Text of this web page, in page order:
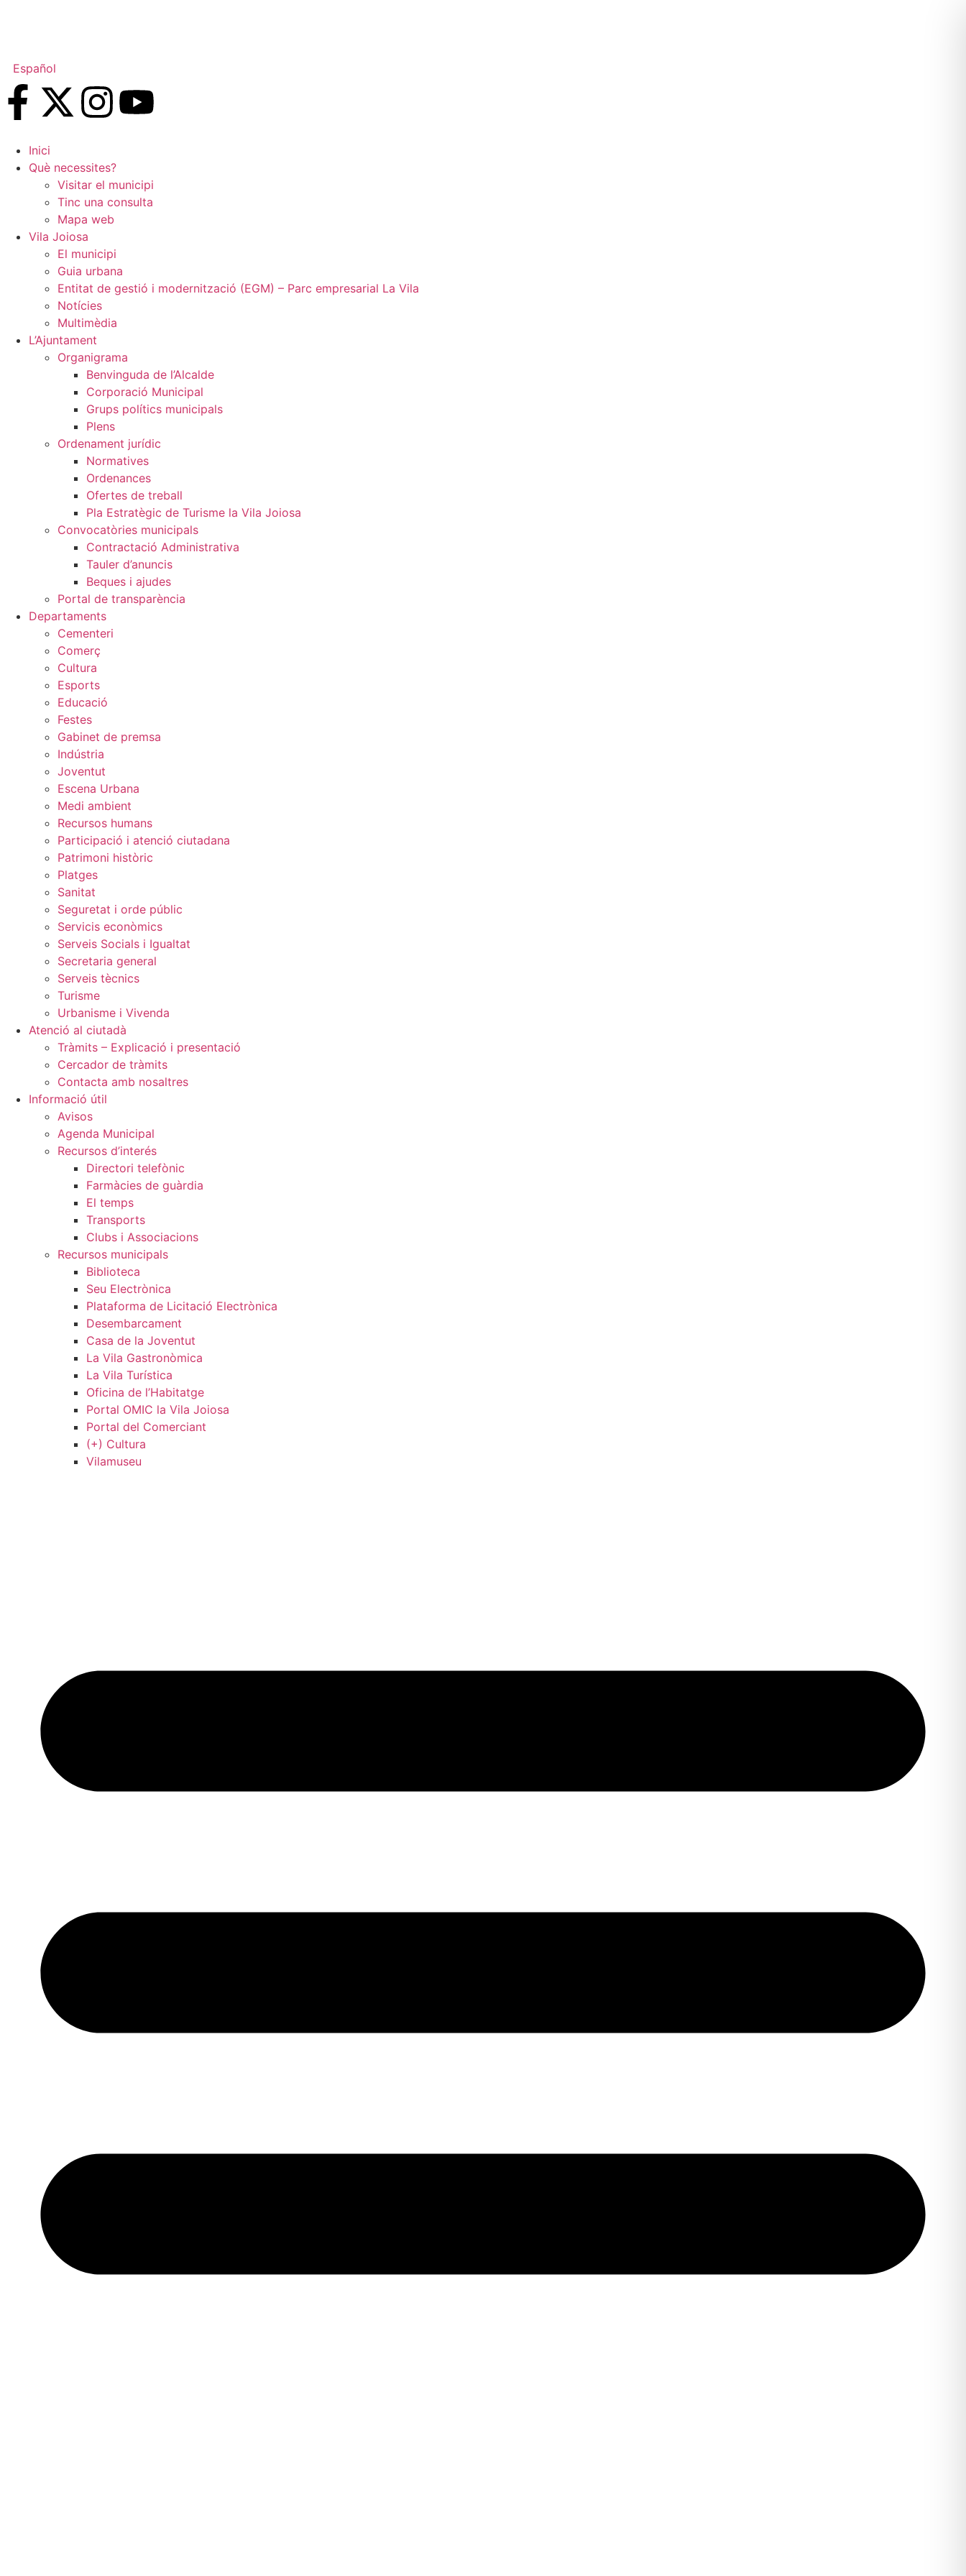
Español
Inici
Què necessites?
Visitar el municipi
Tinc una consulta
Mapa web
Vila Joiosa
El municipi
Guia urbana
Entitat de gestió i modernització (EGM) – Parc empresarial La Vila
Notícies
Multimèdia
L’Ajuntament
Organigrama
Benvinguda de l’Alcalde
Corporació Municipal
Grups polítics municipals
Plens
Ordenament jurídic
Normatives
Ordenances
Ofertes de treball
Pla Estratègic de Turisme la Vila Joiosa
Convocatòries municipals
Contractació Administrativa
Tauler d’anuncis
Beques i ajudes
Portal de transparència
Departaments
Cementeri
Comerç
Cultura
Esports
Educació
Festes
Gabinet de premsa
Indústria
Joventut
Escena Urbana
Medi ambient
Recursos humans
Participació i atenció ciutadana
Patrimoni històric
Platges
Sanitat
Seguretat i orde públic
Servicis econòmics
Serveis Socials i Igualtat
Secretaria general
Serveis tècnics
Turisme
Urbanisme i Vivenda
Atenció al ciutadà
Tràmits – Explicació i presentació
Cercador de tràmits
Contacta amb nosaltres
Informació útil
Avisos
Agenda Municipal
Recursos d’interés
Directori telefònic
Farmàcies de guàrdia
El temps
Transports
Clubs i Associacions
Recursos municipals
Biblioteca
Seu Electrònica
Plataforma de Licitació Electrònica
Desembarcament
Casa de la Joventut
La Vila Gastronòmica
La Vila Turística
Oficina de l’Habitatge
Portal OMIC la Vila Joiosa
Portal del Comerciant
(+) Cultura
Vilamuseu